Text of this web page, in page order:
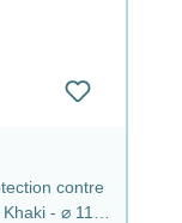
contre
- ⌀ 11,5